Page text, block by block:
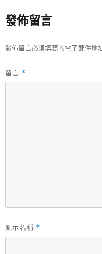
期:
發佈留言
發佈留言必須填寫的電子郵件地
留言 *
顯示名稱 *